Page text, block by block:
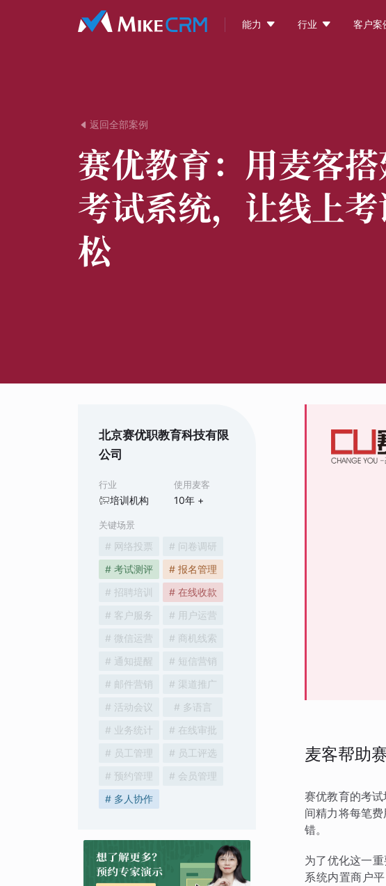
能力  行业  客户案
 返回全部案例
赛优教育： 用麦客
考试系统，让线上
松
北京赛优职教育科技有限
公司
行业
培训机构
使用麦客
10年 +
关键场景
# 网络投票
# 问卷调研
# 考试测评
# 报名管理
# 招聘培训
# 在线收款
# 客户服务
# 用户运营
# 微信运营
# 商机线索
# 通知提醒
# 短信营销
# 邮件营销
# 渠道推广
# 活动会议
# 多语言
# 业务统计
# 在线审批
# 员工管理
# 员工评选
# 预约管理
# 会员管理
# 多人协作
麦客帮助
赛优教育的考
间精力将每笔
错。
为了优化这一
系统内置商户